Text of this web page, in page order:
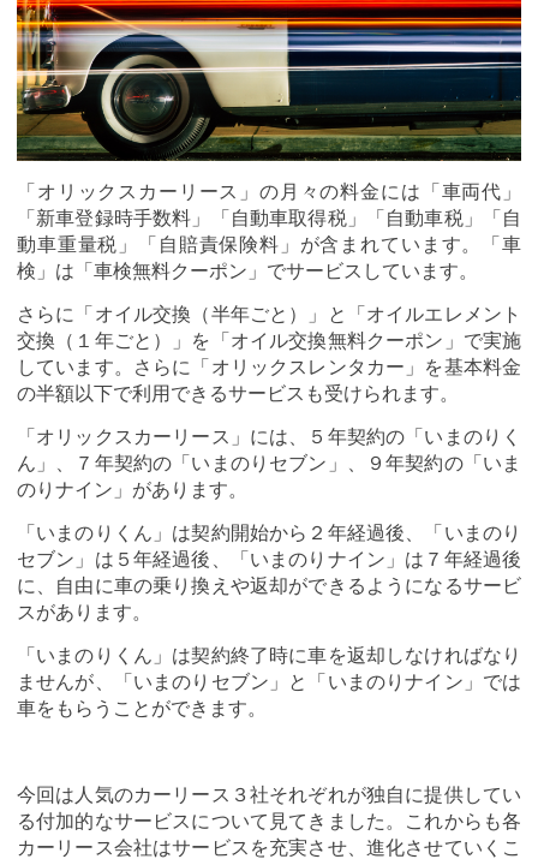
「オリックスカーリース」の月々の料金には「車両代」
「新車登録時手数料」「自動車取得税」「自動車税」「自
動車重量税」「自賠責保険料」が含まれています。「車
検」は「車検無料クーポン」でサービスしています。
さらに「オイル交換（半年ごと）」と「オイルエレメント
交換（１年ごと）」を「オイル交換無料クーポン」で実施
しています。さらに「オリックスレンタカー」を基本料金
の半額以下で利用できるサービスも受けられます。
「オリックスカーリース」には、５年契約の「いまのりく
ん」、７年契約の「いまのりセブン」、９年契約の「いま
のりナイン」があります。
「いまのりくん」は契約開始から２年経過後、「いまのり
セブン」は５年経過後、「いまのりナイン」は７年経過後
に、自由に車の乗り換えや返却ができるようになるサービ
スがあります。
「いまのりくん」は契約終了時に車を返却しなければなり
ませんが、「いまのりセブン」と「いまのりナイン」では
車をもらうことができます。
今回は人気のカーリース３社それぞれが独自に提供してい
る付加的なサービスについて見てきました。これからも各
カーリース会社はサービスを充実させ、進化させていくこ